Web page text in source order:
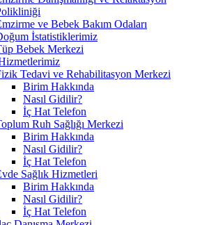
ve Bebek Bakım Odaları
İstatistiklerimiz
Bebek Merkezi
Tedavi ve Rehabilitasyon Merkezi
Birim Hakkında
Nasıl Gidilir?
İç Hat Telefon
Ruh Sağlığı Merkezi
Birim Hakkında
Nasıl Gidilir?
İç Hat Telefon
Sağlık Hizmetleri
Birim Hakkında
Nasıl Gidilir?
İç Hat Telefon